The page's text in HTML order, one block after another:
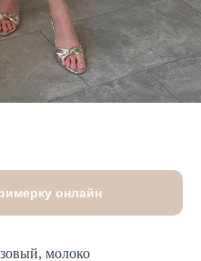
онлайн
молоко